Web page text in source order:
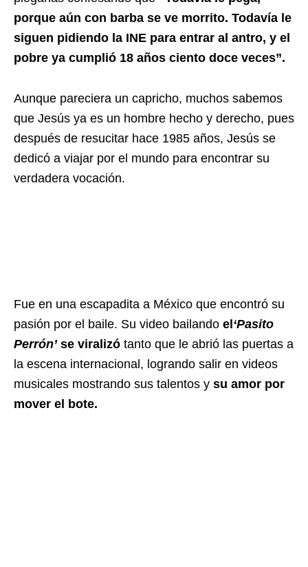
porque aún con barba se ve morrito. Todavía le
siguen pidiendo la INE para entrar al antro, y el
pobre ya cumplió 18 años ciento doce veces”.
Aunque pareciera un capricho, muchos sabemos
que Jesús ya es un hombre hecho y derecho, pues
después de resucitar hace 1985 años, Jesús se
dedicó a viajar por el mundo para encontrar su
verdadera vocación.
Fue en una escapadita a México que encontró su
pasión por el baile. Su video bailando el‘Pasito
Perrón’se viralizó tanto que le abrió las puertas a
la escena internacional, logrando salir en videos
musicales mostrando sus talentos y su amor por
mover el bote.